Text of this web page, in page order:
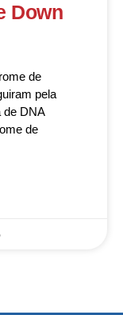
Down
de
pela
de DNA
de